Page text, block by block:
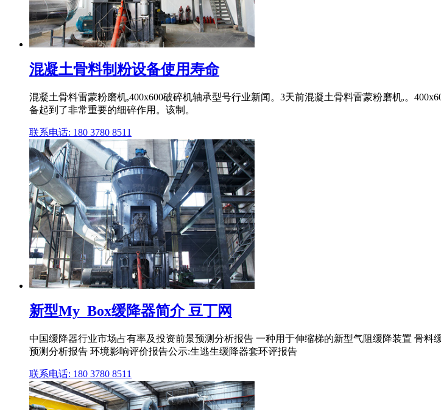
混凝土骨料制粉设备使用寿命
混凝土骨料雷蒙粉磨机,400x600破碎机轴承型号行业新闻。3天前混凝土骨料雷蒙粉磨机,。
备起到了非常重要的细碎作用。该制。
联系电话: 180 3780 8511
新型My_Box缓降器简介 豆丁网
中国缓降器行业市场占有率及投资前景预测分析报告 一种用于伸缩梯的新型气阻缓降装置 骨
预测分析报告 环境影响评价报告公示:生逃生缓降器套环评报告
联系电话: 180 3780 8511